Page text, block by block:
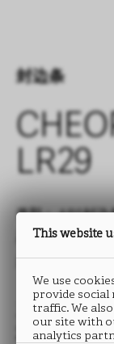
封边条
LR29
类型： ABS封边
高度： 15 至
系列
意大利库存
This website
We use
provide social
traffic. We
our site with
analytics